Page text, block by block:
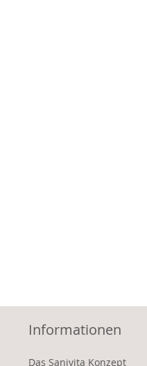
Informationen
Das Sanivita Konzept